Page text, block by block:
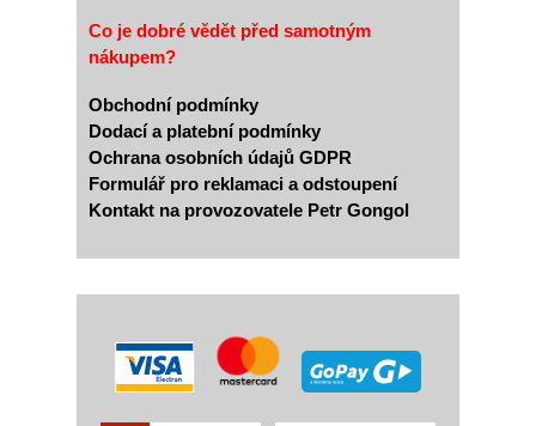
Co je dobré vědět před samotným
nákupem?
Obchodní podmínky
Dodací a platební podmínky
Ochrana osobních údajů GDPR
Formulář pro reklamaci a odstoupení
Kontakt na provozovatele Petr Gongol